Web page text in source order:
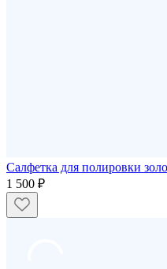
Салфетка для полировки
1 500 ₽